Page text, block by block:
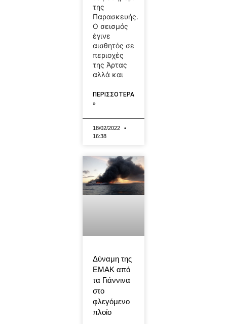
της
Παρασκευής.
Ο σεισμός
έγινε
αισθητός σε
περιοχές
της Άρτας
αλλά και
ΠΕΡΙΣΣΟΤΕΡΑ
»
18/02/2022
16:38
Δύναμη της
ΕΜΑΚ από
τα Γιάννινα
στο
φλεγόμενο
πλοίο